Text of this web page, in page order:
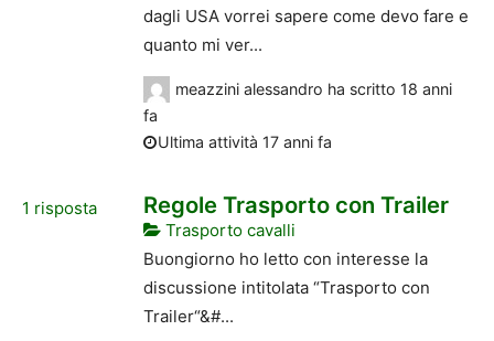
dagli USA vorrei sapere come devo fare e
quanto mi ver...
meazzini alessandro ha scritto 18 anni
fa
Ultima attività 17 anni fa
1 risposta Regole Trasporto con Trailer
Trasporto cavalli
Buongiorno ho letto con interesse la
discussione intitolata “Trasporto con
Trailer“&#...